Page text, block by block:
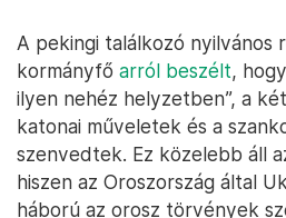
A pekingi találkozó nyilvános
kormányfő arról beszélt,
ilyen nehéz helyzetben”, a
katonai műveletek és a
szenvedtek. Ez közelebb áll
hiszen az Oroszország által
háború az orosz törvények